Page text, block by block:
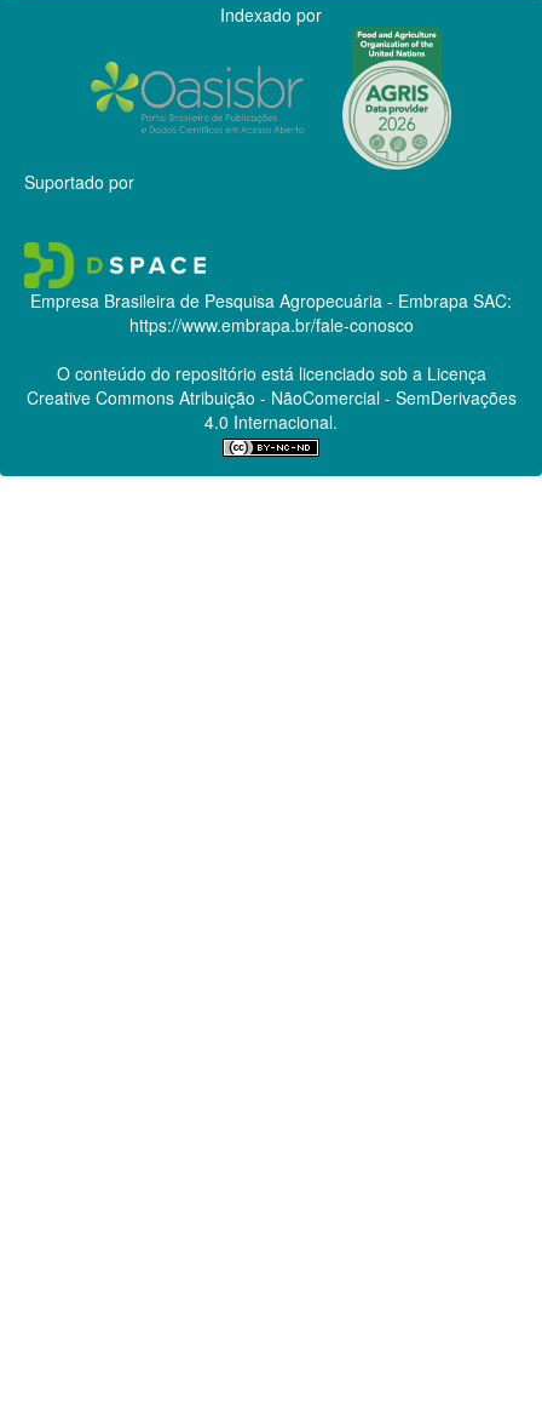
Indexado por
Suportado por
Empresa Brasileira de Pesquisa Agropecuária - Embrapa SAC:
https://www.embrapa.br/fale-conosco
O conteúdo do repositório está licenciado sob a Licença
Creative CommonsAtribuição - NãoComercial - SemDerivações
4.0 Internacional.